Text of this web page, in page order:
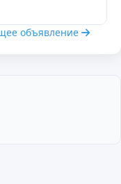
объявление